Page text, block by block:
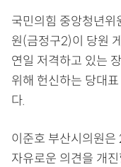
국민의힘 중앙청년위
원(금정구2)이 당원
연일 저격하고 있는
위해 헌신하는 당대
다.
이준호 부산시의원은
자유로운 의견을 개